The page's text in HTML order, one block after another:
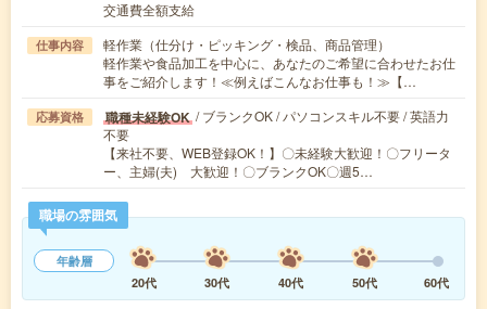
交通費全額支給
仕事内容
軽作業（仕分け・ピッキング・検品、商品管理）
軽作業や食品加工を中心に、あなたのご希望に合わせたお仕
事をご紹介します！≪例えばこんなお仕事も！≫【…
応募資格 職種未経験OK / ブランクOK / パソコンスキル不要 / 英語力
不要
【来社不要、WEB登録OK！】〇未経験大歓迎！〇フリータ
ー、主婦(夫) 大歓迎！〇ブランクOK〇週5…
職場の雰囲気
年齢層
20代
30代 40代 50代 60代